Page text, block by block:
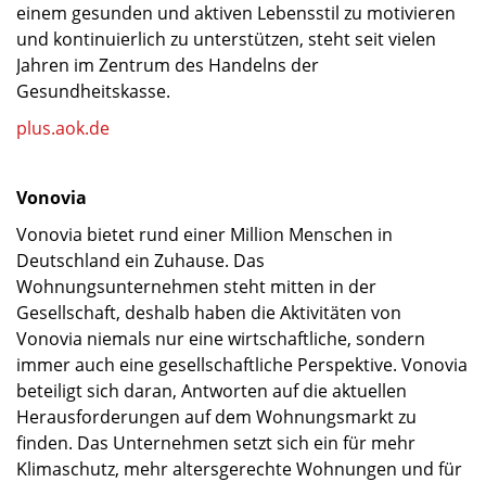
einem gesunden und aktiven Lebensstil zu motivieren
und kontinuierlich zu unterstützen, steht seit vielen
Jahren im Zentrum des Handelns der
Gesundheitskasse.
plus.aok.de
Vonovia
Vonovia bietet rund einer Million Menschen in
Deutschland ein Zuhause. Das
Wohnungsunternehmen steht mitten in der
Gesellschaft, deshalb haben die Aktivitäten von
Vonovia niemals nur eine wirtschaftliche, sondern
immer auch eine gesellschaftliche Perspektive. Vonovia
beteiligt sich daran, Antworten auf die aktuellen
Herausforderungen auf dem Wohnungsmarkt zu
finden. Das Unternehmen setzt sich ein für mehr
Klimaschutz, mehr altersgerechte Wohnungen und für